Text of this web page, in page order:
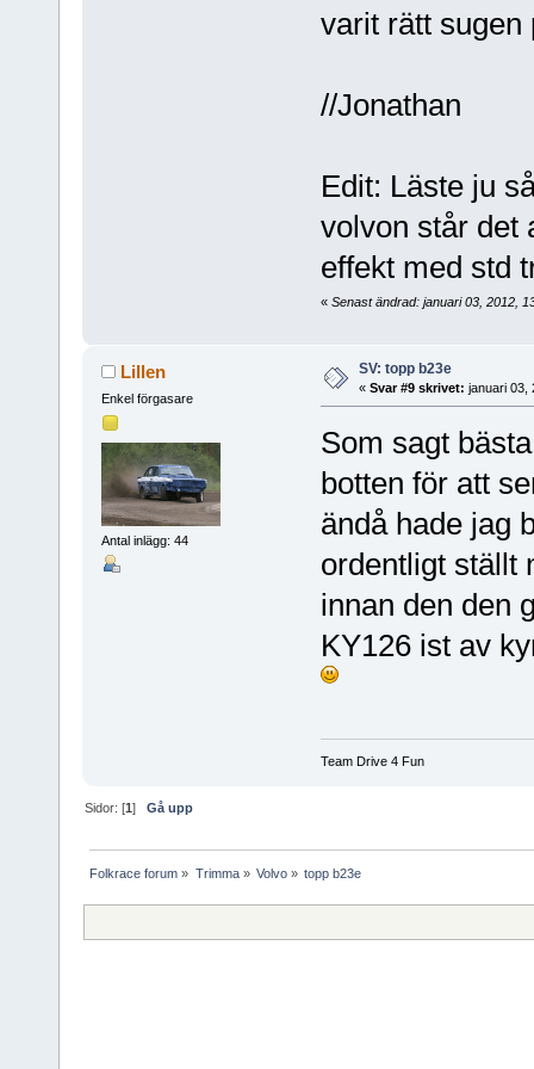
varit rätt
//Jonathan
Edit: Läste ju
volvon står det
effekt med std
« Senast ändrad: januari 03, 2012,
Lillen
Enkel förgasare
Antal inlägg: 44
SV: topp b23e
« Svar #9 skrivet: januari 03,
Som sagt
botten för att
ändå hade jag
ordentligt ställt
innan den den
KY126 ist av
Team Drive 4 Fun
Sidor: [1]Gå upp
Folkrace forum » Trimma» Volvo» topp b23e